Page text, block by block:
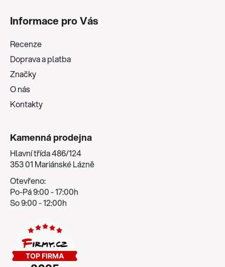
Informace pro Vás
Recenze
Doprava a platba
Značky
O nás
Kontakty
Kamenná prodejna
Hlavní třída 486/124
353 01 Mariánské Lázně
Otevřeno:
Po-Pá 9:00 - 17:00h
So 9:00 - 12:00h